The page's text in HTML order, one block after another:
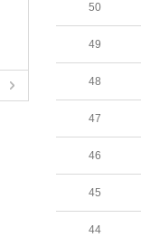
50
49
48
47
46
45
44